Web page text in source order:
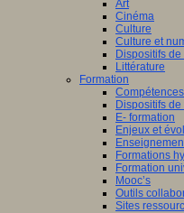
Art
Cinéma
Culture
Culture et
Dispositifs
Littérature
Formation
Dispositifs
E- formation
Enjeux et
Formations
Formation
Mooc’s
Outils
Sites